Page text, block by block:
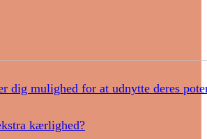
dig mulighed for at udnytte deres
kærlighed?